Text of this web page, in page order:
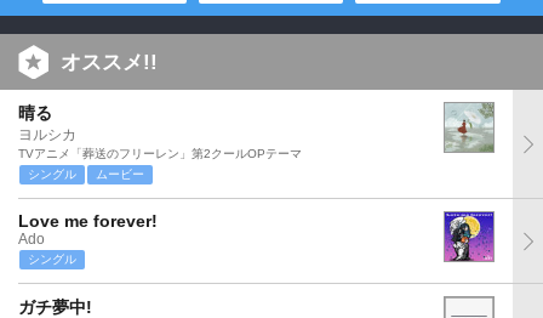
オススメ!!
晴る
ヨルシカ
TVアニメ「葬送のフリーレン」第2クールOPテーマ
シングル
ムービー
Love me forever!
Ado
シングル
ガチ夢中!